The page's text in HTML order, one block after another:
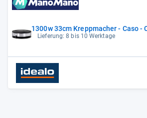
1300w 33cm Kreppmacher - Caso -
Lieferung: 8 bis 10 Werktage